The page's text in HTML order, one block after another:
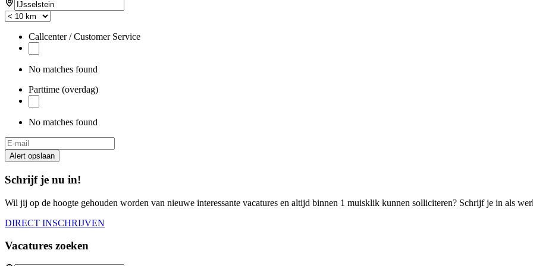
Callcenter / Customer Service
No matches found
Parttime (overdag)
No matches found
Alert opslaan
Schrijf je nu in!
Wil jij op de hoogte gehouden worden van nieuwe interessante vacatures en altijd binnen 1 muisklik kunnen solliciteren? Schrijf je in als
DIRECT INSCHRIJVEN
Vacatures zoeken